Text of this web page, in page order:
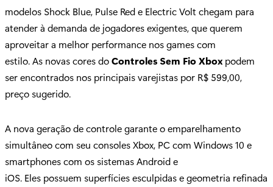
modelos Shock Blue, Pulse Red e Electric Volt chegam para
atender à demanda de jogadores exigentes, que querem
aproveitar a melhor performance nos games com
estilo. As novas cores doControles Sem Fio Xbox podem
ser encontrados nos principais varejistas por R$ 599,00,
preço sugerido.
A nova geração de controle garante o emparelhamento
simultâneo com seu consoles Xbox, PC com Windows 10 e
smartphones com os sistemas Android e
iOS. Eles possuem superfícies esculpidas e geometria refinada